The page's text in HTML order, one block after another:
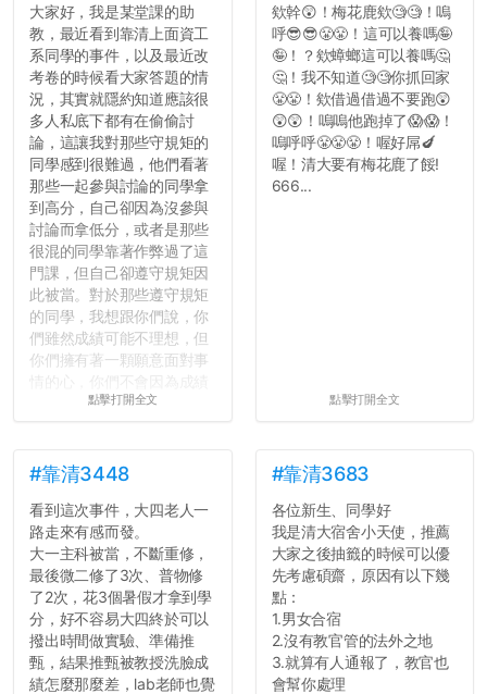
大家好，我是某堂課的助
教，最近看到靠清上面資工
系同學的事件，以及最近改
考卷的時候看大家答題的情
況，其實就隱約知道應該很
多人私底下都有在偷偷討
論，這讓我對那些守規矩的
同學感到很難過，他們看著
那些一起參與討論的同學拿
到高分，自己卻因為沒參與
討論而拿低分，或者是那些
很混的同學靠著作弊過了這
門課，但自己卻遵守規矩因
此被當。對於那些遵守規矩
的同學，我想跟你們說，你
們雖然成績可能不理想，但
你們擁有著一顆願意面對事
壓力而選擇逃避(作弊)，在
績無法體現你們的努力，但
往後你們正直的態度一定會
讓你們在社會上適應得更
好。最後，那些作弊的同
學，你們要瞭解到作弊對你
們而言是沒有任何好處的，
大學是你們唯一可以勇敢認
錯但不需要付出太大代價的
地方，你們在這時候如果不
會學會...
點擊打開全文
欸幹😲！梅花鹿欸🧐🧐！嗚
呼😎😎😤😤！這可以養嗎🤪
🤪！？欸蟑螂這可以養嗎🤔
🤔！我不知道🧐🧐你抓回家
😤😤！欸借過借過不要跑😲
😲😲！嗚嗚他跑掉了😱😱！
嗚呼呼😤😤😤！喔好屌🍆
喔！清大要有梅花鹿了餒!
666...
點擊打開全文
#靠清3448
看到這次事件，大四老人一
路走來有感而發。
大一主科被當，不斷重修，
最後微二修了3次、普物修
了2次，花3個暑假才拿到學
分，好不容易大四終於可以
撥出時間做實驗、準備推
甄，結果推甄被教授洗臉成
績怎麼那麼差，lab老師也覺
#靠清3683
各位新生、同學好
我是清大宿舍小天使，推薦
大家之後抽籤的時候可以優
先考慮碩齋，原因有以下幾
點：
1.男女合宿
2.沒有教官管的法外之地
3.就算有人通報了，教官也
會幫你處理